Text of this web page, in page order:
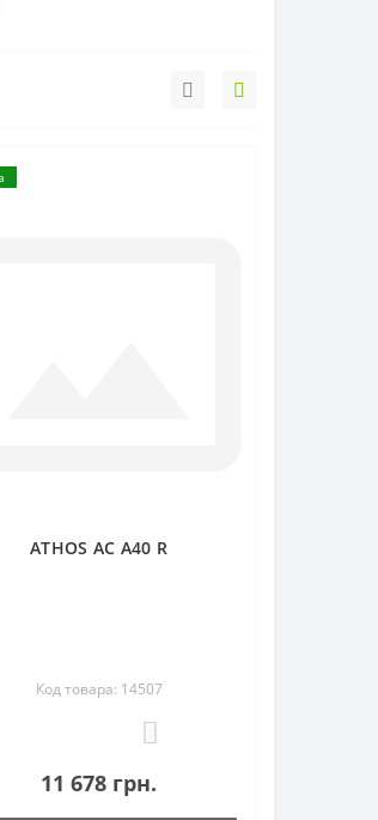
ATHOS AC A40 R
Код товара: 14507
11 678 грн.